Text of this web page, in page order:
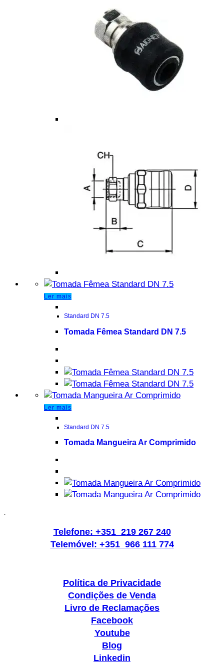
Ler mais
Standard DN 7.5
Tomada Fêmea Standard DN 7.5
Ler mais
Standard DN 7.5
Tomada Mangueira Ar Comprimido
.
Telefone: +351 219 267 240
Telemóvel: +351 966 111 774
Política de Privacidade
Condições de Venda
Livro de Reclamações
Facebook
Youtube
Blog
Linkedin